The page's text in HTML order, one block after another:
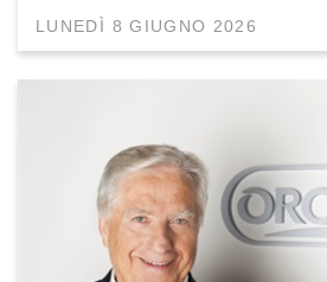
LUNEDÌ 8 GIUGNO 2026